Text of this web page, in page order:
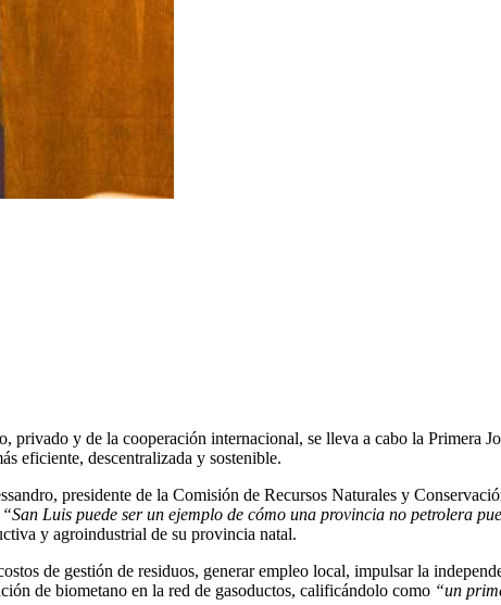
privado y de la cooperación internacional, se lleva a cabo la Primera
eficiente, descentralizada y sostenible.
presidente de la Comisión de Recursos Naturales y
“San Luis puede ser un ejemplo de cómo una provincia no petrolera
y agroindustrial de su provincia natal.
de gestión de residuos, generar empleo local, impulsar la
de biometano en la red de gasoductos, calificándolo como “un